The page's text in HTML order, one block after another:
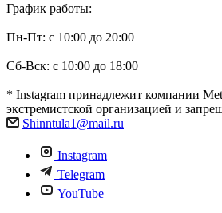
График работы:
Пн-Пт: с 10:00 до 20:00
Сб-Вск: с 10:00 до 18:00
* Instagram принадлежит компании
экстремистской организацией и
Shinntula1@mail.ru
Instagram
Telegram
YouTube